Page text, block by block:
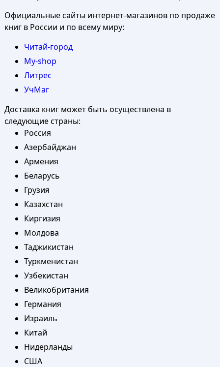
Официальные сайты интернет-магазинов по продаже
книг в России и по всему миру:
Читай-город
My-shop
Литрес
УчМаг
Доставка книг может быть осуществлена в
следующие страны:
Россия
Азербайджан
Армения
Беларусь
Грузия
Казахстан
Киргизия
Молдова
Таджикистан
Туркменистан
Узбекистан
Великобритания
Германия
Израиль
Китай
Нидерланды
США